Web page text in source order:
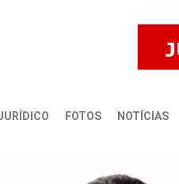
FOTOS NOTÍCIAS